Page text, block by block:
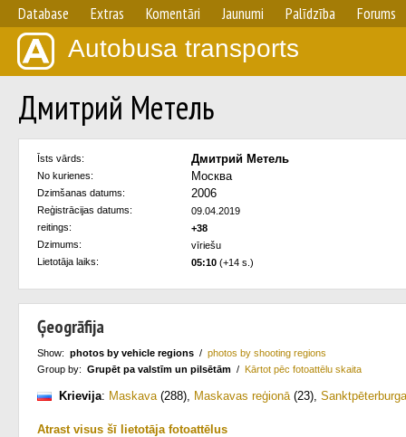
Database Extras Komentāri Jaunumi Palīdzība Forums
Autobusa transports
Дмитрий Метель
Īsts vārds: Дмитрий Метель
No kurienes: Москва
Dzimšanas datums: 2006
Reģistrācijas datums:
09.04.2019
reitings:
+38
Dzimums:
vīriešu
Lietotāja laiks:
05:10 (+14 s.)
Ģeogrāfija
Show: photos by vehicle regions / photos by shooting regions
Group by: Grupēt pa valstīm un pilsētām / Kārtot pēc fotoattēlu skaita
Krievija: Maskava(288), Maskavas reģionā(23), Sanktpēterburga
Atrast visus šī lietotāja fotoattēlus